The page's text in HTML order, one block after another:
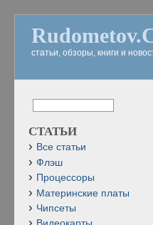
статьи, обзоры, книги и
СТАТЬИ
Все статьи
Флэш
Процессоры
Материнские платы
Чипсеты